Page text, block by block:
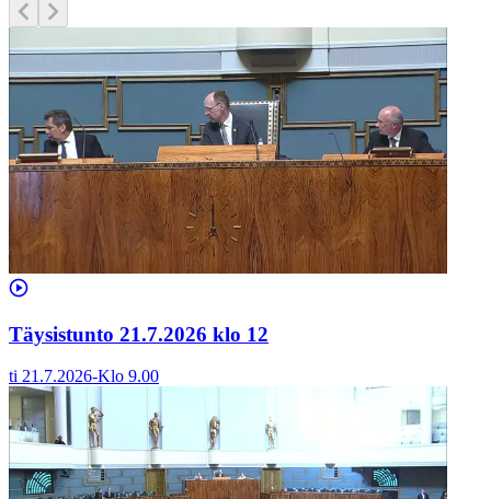
Täysistunto 21.7.2026 klo 12
ti 21.7.2026-Klo 9.00